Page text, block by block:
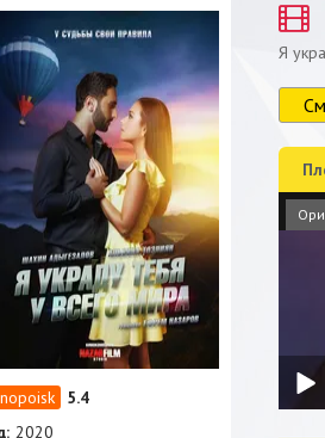
Я
0
1 3 4 5
5.4
2020